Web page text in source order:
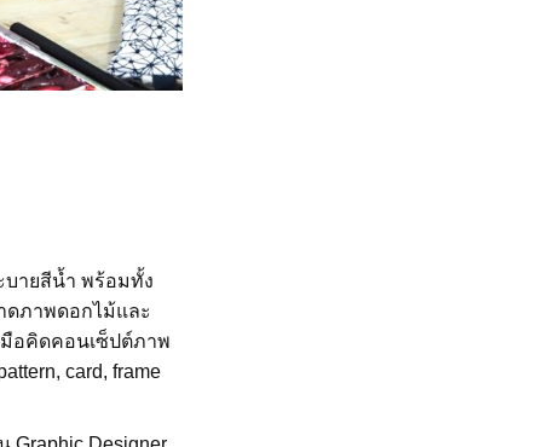
บายสีน้ำ พร้อมทั้ง
ดภาพดอกไม้และ
อคิดคอนเซ็ปต์ภาพ
card, frame